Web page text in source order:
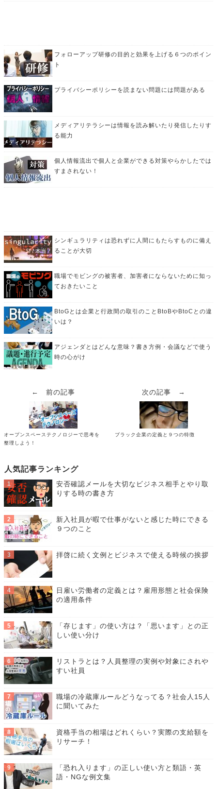
フォローアップ研修の目的と効果を上げる６つのポイン
ト
プライバシーポリシーを読まない問題には問題がある
メディアリテラシーは情報を読み解いたり発信したりす
る能力
個人情報流出で個人と企業ができる対策やらかしたでは
すまされない！
シンギュラリティは恐れずに人間にもたらすものに備え
ることが大切
職場でモビングの被害者、加害者にならないために知っ
ておきたいこと
BtoGとは企業と行政間の取引のことBtoBやBtoCとの違
いは？
アジェンダとはどんな意味？書き方例・会議などで使う
時の心がけ
← 前の記事
オープンスペーステクノロジーで思考を
整理しよう！
次の記事 →
ブラック企業の定義と９つの特徴
人気記事ランキング
安否確認メールを大切なビジネス相手とやり取
りする時の書き方
新入社員が暇で仕事がないと感じた時にできる
９つのこと
拝啓に続く文例とビジネスで使える時候の挨拶
日雇い労働者の定義とは？雇用形態と社会保険
の適用条件
「存じます」の使い方は？「思います」との正
しい使い分け
リストラとは？人員整理の実例や対象にされや
すい社員
職場の冷蔵庫ルールどうなってる？社会人15人
に聞いてみた
資格手当の相場はどれくらい？実際の支給額を
リサーチ！
「恐れ入ります」の正しい使い方と類語・英
語・NGな例文集